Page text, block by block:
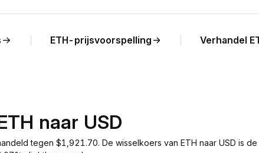
ETH-prijsvoorspelling Verhandel
naar USD
tegen $1,921.70. De wisselkoers van ETH naar USD is